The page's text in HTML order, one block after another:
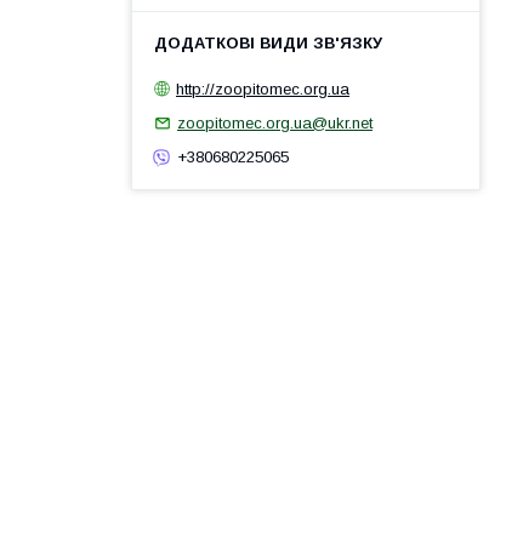
http://zoopitomec.org.ua
zoopitomec.org.ua@ukr.net
+380680225065